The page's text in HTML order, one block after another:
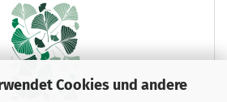
Cookies und andere